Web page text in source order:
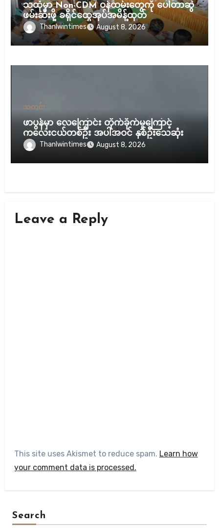
သထုံမှာ Non-CDM ဝန်ထမ်းတွေကို ပေါ်တာဆွဲ
ဖမ်းဆီးဖို့ ခရိုင်ထွေအုပ်အမိန့်ထုတ်
Thanlwintimes August 8, 2026
သတင်း
ဖာပွန်မှာ လေကြောင်း တိုက်ခိုက်မှုကြောင့်
ကလေးငယ်တစ်ဦး အပါအဝင် နှစ်ဦးသေဆုံး
Thanlwintimes August 8, 2026
Leave a Reply
This site uses Akismet to reduce spam. Learn how
your comment data is processed.
Search